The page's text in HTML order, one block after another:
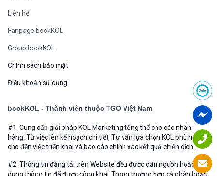
Liên hệ
Fanpage bookKOL
Group bookKOL
Chính sách bảo mật
Điều khoản sử dụng
bookKOL - Thành viên thuộc TGO Việt Nam
#1. Cung cấp giải pháp KOL Marketing tổng thể cho các nhãn
hàng: Từ việc lên kế hoạch chi tiết, Tư vấn lựa chọn KOL phù hợp
cho đến việc triển khai và báo cáo chính xác kết quả chiến dịch.
#2. Thông tin đăng tải trên Website đều được dẫn nguồn hoặc sử
dụng thông tin đã được công khai. Trong trường hợp cá nhân hoặc